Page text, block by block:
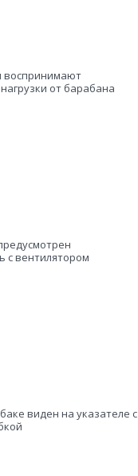
воспринимают
от барабана
с вентилятором
виден на указателе с